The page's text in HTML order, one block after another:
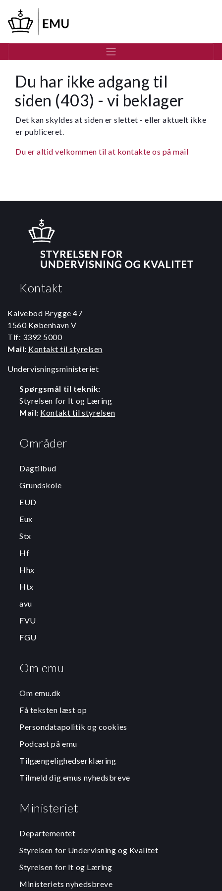
hovedindhold
Du har ikke adgang til
siden (403) - vi beklager
Det kan skyldes at siden er slettet - eller aktuelt ikke
er publiceret.
Du er altid velkommen til at kontakte os på mail
Kontakt
Kalvebod Brygge 47
1560 København V
Tlf: 3392 5000
Mail: Kontakt til styrelsen
Undervisningsministeriet
Spørgsmål til teknik:
Styrelsen for It og Læring
Mail: Kontakt til styrelsen
Områder
Dagtilbud
Grundskole
EUD
Eux
Stx
Hf
Hhx
Htx
avu
FVU
FGU
Om emu
Om emu.dk
Få teksten læst op
Persondatapolitik og cookies
Podcast på emu
Tilgængelighedserklæring
Tilmeld dig emus nyhedsbreve
Ministeriet
Departementet
Styrelsen for Undervisning og Kvalitet
Styrelsen for It og Læring
Ministeriets nyhedsbreve